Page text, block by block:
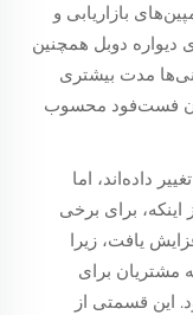
بازاریابی و
دوبل همچنین
مدت بیشتری
فست‌فود محسوب
داده‌اند، اما
برای برخی
یافت، زیرا
مشتریان برای
قسمتی از